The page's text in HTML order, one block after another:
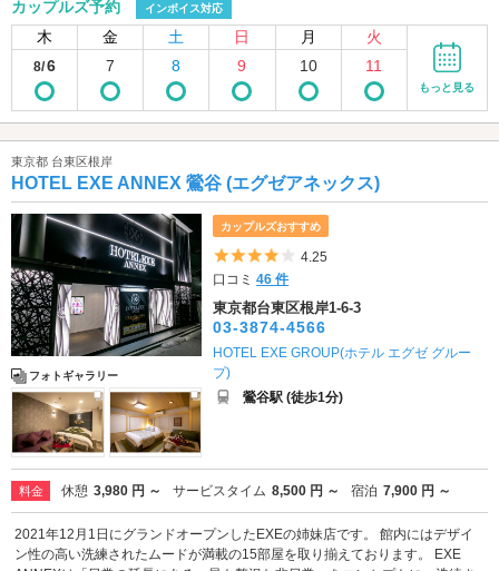
カップルズ予約 インボイス対応
木 金 土 日 月 火
8/6 7 8 9 10 11
もっと見る
東京都 台東区根岸
HOTEL EXE ANNEX 鶯谷 (エグゼアネックス)
フォトギャラリー
カップルズおすすめ
5つ星のうち4
4.25
口コミ46 件
東京都台東区根岸1-6-3
03-3874-4566
HOTEL EXE GROUP(ホテル エグゼ グルー
プ)
鶯谷駅 (徒歩1分)
料金 休憩 3,980 円 ～ サービスタイム 8,500 円 ～ 宿泊 7,900 円 ～
2021年12月1日にグランドオープンしたEXEの姉妹店です。 館内にはデザイ
ン性の高い洗練されたムードが満載の15部屋を取り揃えております。 EXE